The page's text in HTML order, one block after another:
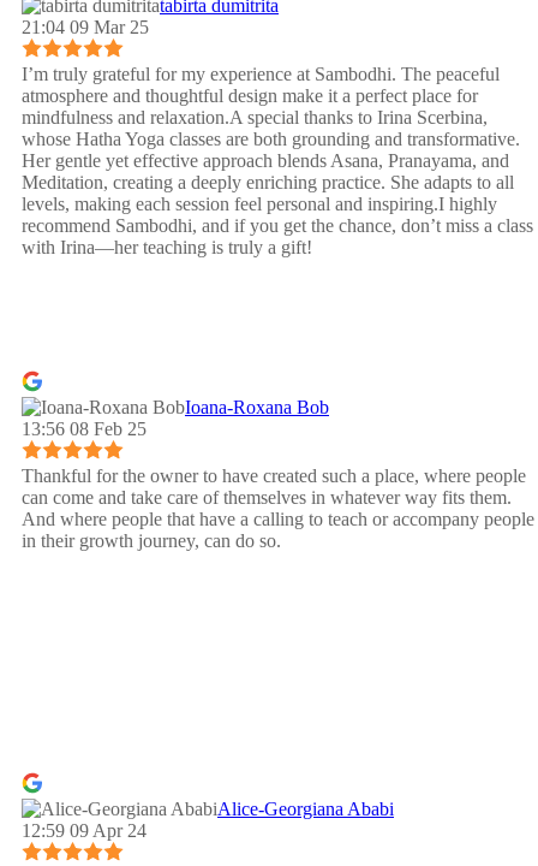
tabirta dumitrita
21:04 09 Mar 25
I’m truly grateful for my experience at Sambodhi. The peaceful
atmosphere and thoughtful design make it a perfect place for
mindfulness and relaxation.A special thanks to Irina Scerbina,
whose Hatha Yoga classes are both grounding and transformative.
Her gentle yet effective approach blends Asana, Pranayama, and
Meditation, creating a deeply enriching practice. She adapts to all
levels, making each session feel personal and inspiring.I highly
recommend Sambodhi, and if you get the chance, don’t miss a class
with Irina—her teaching is truly a gift!
Ioana-Roxana Bob
13:56 08 Feb 25
Thankful for the owner to have created such a place, where people
can come and take care of themselves in whatever way fits them.
And where people that have a calling to teach or accompany people
in their growth journey, can do so.
Alice-Georgiana Ababi
12:59 09 Apr 24